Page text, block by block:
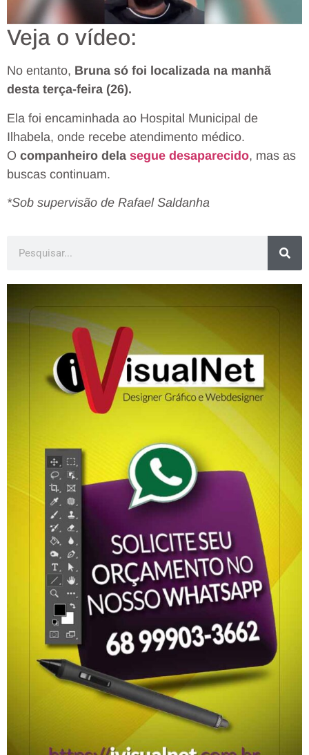
Veja o vídeo:
No entanto, Bruna só foi localizada na manhã
desta terça-feira (26).
Ela foi encaminhada ao Hospital Municipal de
Ilhabela, onde recebe atendimento médico.
O companheiro dela segue desaparecido, mas as
buscas continuam.
*Sob supervisão de Rafael Saldanha